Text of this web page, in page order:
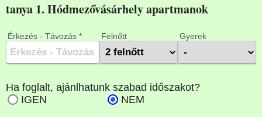
tanya 1. Hódmezővásárhely apartmanok
Érkezés - Távozás * Felnőtt Gyerek